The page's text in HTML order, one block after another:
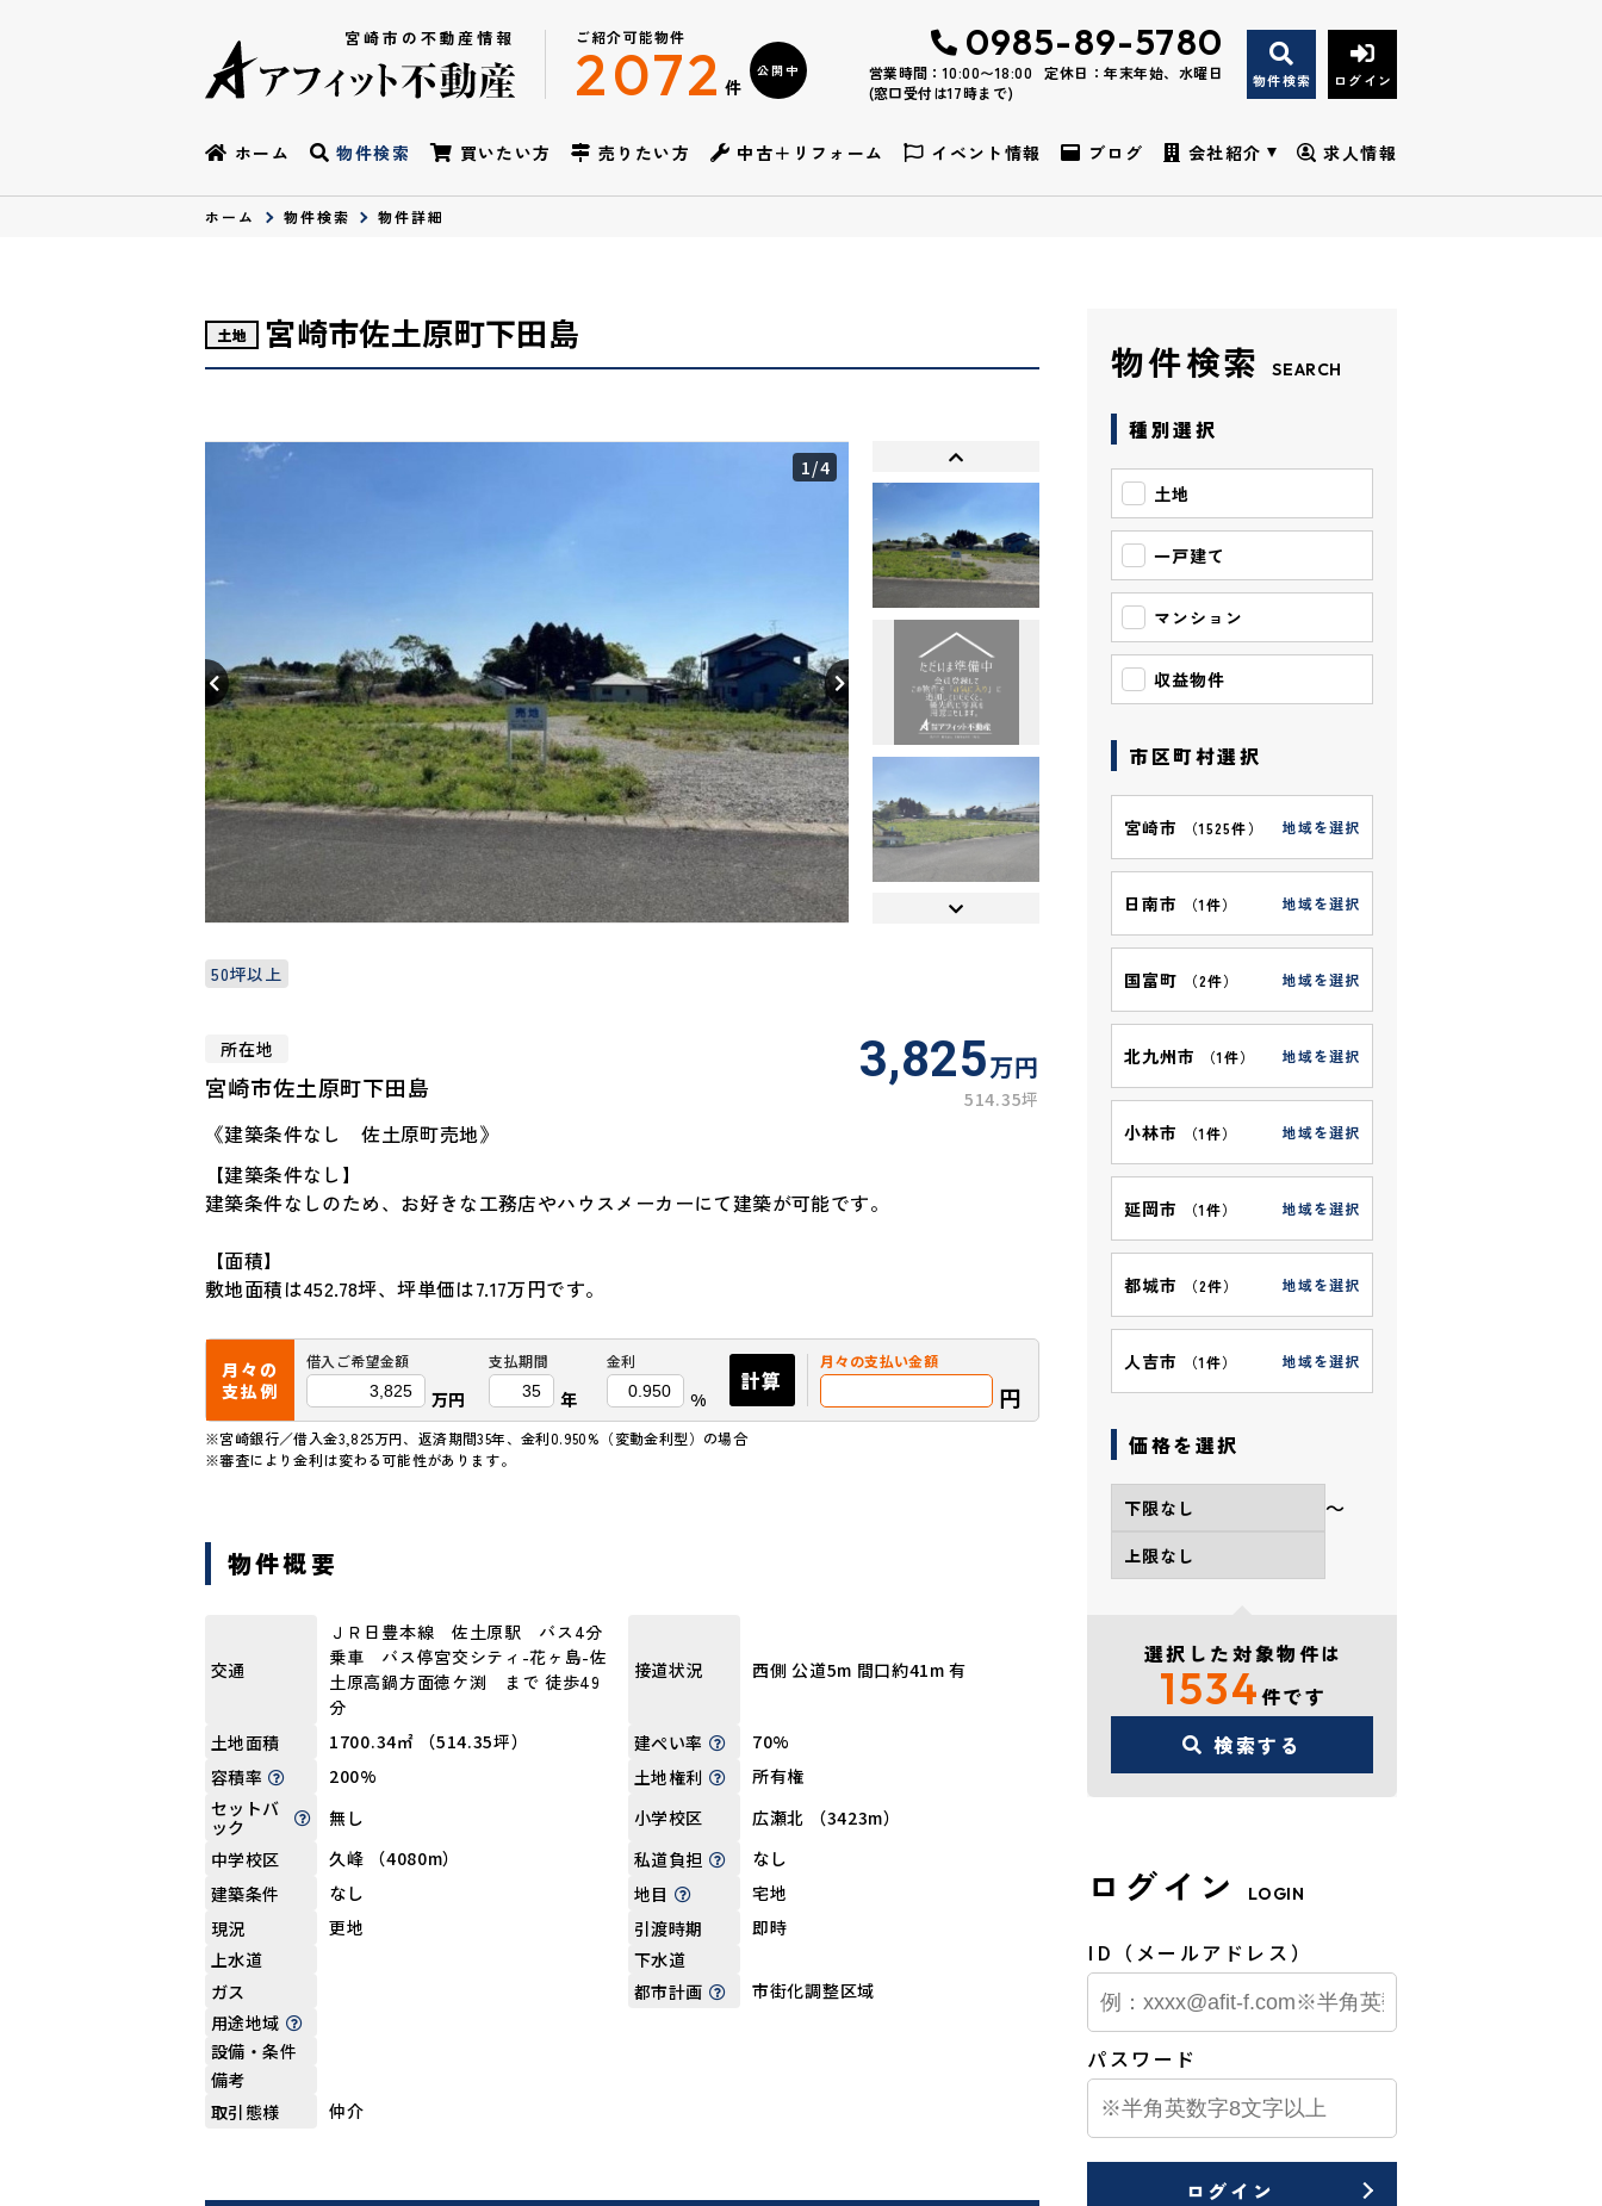
ご紹介可能物件
2072件
公開中
宮崎市の不動産情報 0985-89-5780
営業時間：10:00〜18:00
定休日：年末年始、水曜日
(窓口受付は17時まで)
物件検索 ログイン
ホーム 物件検索 買いたい方 売りたい方 中古＋リフォーム イベント情報 ブログ 会社紹介 求人情報
ホーム 物件検索 物件詳細
土地 宮崎市佐土原町下田島
1/4
50坪以上
所在地
宮崎市佐土原町下田島 3,825万円
514.35坪
《建築条件なし 佐土原町売地》
【建築条件なし】
建築条件なしのため、お好きな工務店やハウスメーカーにて建築が可能です。
【面積】
敷地面積は452.78坪、坪単価は7.17万円です。
月々の
支払例
借入ご希望金額
万円
支払期間
年
金利
%
計算
月々の支払い金額
円
※宮崎銀行／借入金3,825万円、返済期間35年、金利0.950%（変動金利型）の場合
※審査により金利は変わる可能性があります。
物件概要
交通
ＪＲ日豊本線 佐土原駅 バス4分
乗車 バス停宮交シティ-花ヶ島-佐
土原高鍋方面徳ケ渕 まで 徒歩49
分
接道状況 西側 公道5m 間口約41m 有
土地面積 1700.34㎡ （514.35坪） 建ぺい率
70%
容積率
200% 土地権利
所有権
セットバ
ック
無し 小学校区
広瀬北 （3423m）
中学校区
久峰 （4080m） 私道負担
なし
建築条件
なし 地目
宅地
現況
更地 引渡時期
即時
上水道
下水道
ガス
都市計画
市街化調整区域
用途地域
設備・条件
備考
取引態様
仲介
物件検索 SEARCH
種別選択
土地
一戸建て
マンション
収益物件
市区町村選択
宮崎市 （1525件） 地域を選択
日南市 （1件） 地域を選択
国富町 （2件） 地域を選択
北九州市 （1件） 地域を選択
小林市 （1件） 地域を選択
延岡市 （1件） 地域を選択
都城市 （2件） 地域を選択
人吉市 （1件） 地域を選択
価格を選択
〜
選択した対象物件は
1534件です
検索する
ログイン LOGIN
ID（メールアドレス）
パスワード
ログイン